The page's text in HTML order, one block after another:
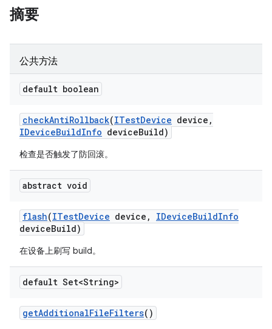
摘要
公共方法
default boolean
checkAntiRollback(ITestDevice device ,
IDeviceBuildInfo deviceBuild)
检查是否触发了防回滚。
abstract void
flash(ITestDevice device , IDeviceBuildInfo
deviceBuild)
在设备上刷写 build。
default Set<String>
getAdditionalFileFilters()